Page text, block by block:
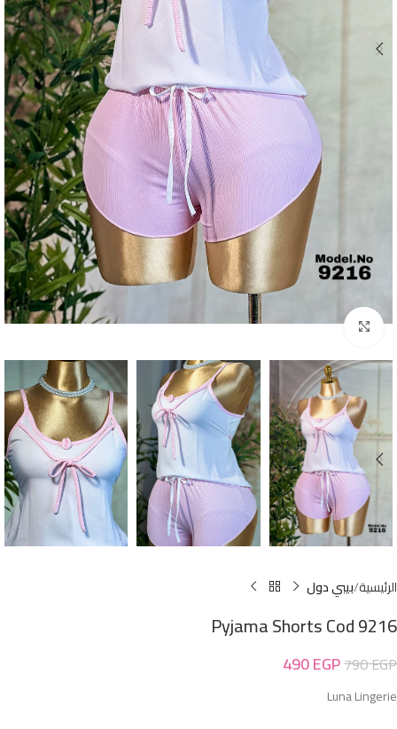
Click to enlarge
الرئيسية بيبي دول
Pyjama Shorts Cod 9216
790EGP
490EGP
Luna Lingerie